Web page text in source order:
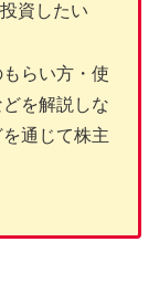
資したい
らい方・使
を解説しな
通じて株主